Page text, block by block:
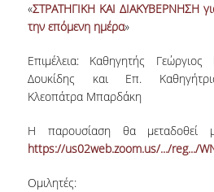
ΠΡΟΓΡΑΜΜΑ
ΚΡΙΤΗΡΙΑ ΚΑΙ
ΕΡΓΑΣΤΗΡΙΑΚΗ
TESTIMONIALS
«ΣΤΡΑΤΗΓΙΚΗ ΚΑΙ ΔΙΑΚΥΒΕΡΝΗΣΗ
την επόμενη ημέρα»
Επιμέλεια: Καθηγητής Γεώργιος
Δουκίδης και Επ.
Κλεοπάτρα Μπαρδάκη
Η παρουσίαση θα μεταδοθεί
https://us02web.zoom.us/.../reg.../
Ομιλητές: